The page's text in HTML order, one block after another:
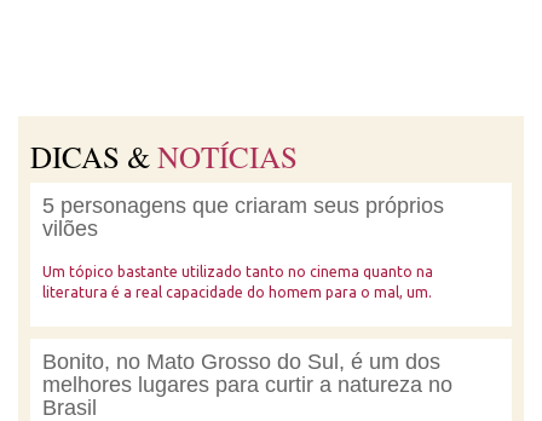
DICAS &NOTÍCIAS
5 personagens que criaram seus próprios
vilões
Um tópico bastante utilizado tanto no cinema quanto na
literatura é a real capacidade do homem para o mal, um.
Bonito, no Mato Grosso do Sul, é um dos
melhores lugares para curtir a natureza no
Brasil